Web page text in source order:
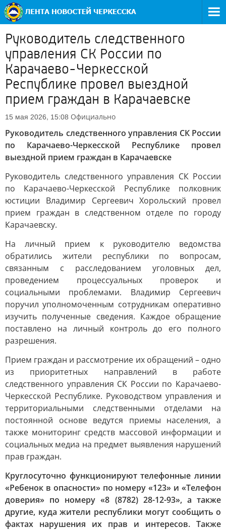
Руководитель следственного
управления СК России по
Карачаево-Черкесской
Республике провел выездной
прием граждан в Карачаевске
15 мая 2026, 15:08 Официально
Руководитель следственного управления СК России
по Карачаево-Черкесской Республике провел
выездной прием граждан в Карачаевске
Руководитель следственного управления СК России
по Карачаево-Черкесской Республике полковник
юстиции Владимир Сергеевич Хорольский провел
прием граждан в следственном отделе по городу
Карачаевску.
На личный прием к руководителю ведомства
обратились жители республики по вопросам,
связанным с расследованием уголовных дел,
проведением процессуальных проверок и
социальными проблемами. Владимир Сергеевич
поручил уполномоченным сотрудникам оперативно
изучить полученные сведения. Каждое обращение
поставлено на личный контроль до его полного
разрешения.
Прием граждан и рассмотрение их обращений – одно
из приоритетных направлений в работе
следственного управления СК России по Карачаево-
Черкесской Республике. Руководством управления и
территориальными следственными отделами на
постоянной основе ведутся приемы населения, а
также мониторинг средств массовой информации и
социальных медиа на предмет выявления нарушений
прав граждан.
Круглосуточно функционируют телефонные линии
«Ребенок в опасности» по номеру «123» и «Телефон
доверия» по номеру «8 (8782) 28-12-93», а также
другие, куда жители республики могут сообщить о
фактах нарушения их прав и интересов. Также